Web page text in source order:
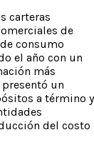
carteras
de
consumo
el año con un
más
un
a término y
del costo